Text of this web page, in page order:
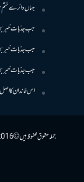
جہاں دائرے ختم
جب جذبات خبر
جب جذبات خبر
جب جذبات خبر
اس خاندان کا
جملہ حقوق محفوظ ہیں © 2016-2021 دلیل (ڈاٹ پی کے)۔